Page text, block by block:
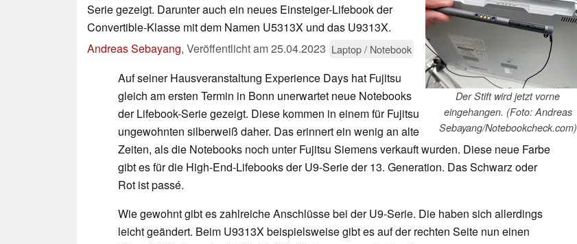
Der Stift wird jetzt vorne
eingehangen. (Foto: Andreas
Sebayang/Notebookcheck.com)
Serie gezeigt. Darunter auch ein neues Einsteiger-Lifebook der
Convertible-Klasse mit dem Namen U5313X und das U9313X.
Andreas Sebayang, Veröffentlicht am25.04.2023 Laptop / Notebook
Auf seiner Hausveranstaltung Experience Days hat Fujitsu
gleich am ersten Termin in Bonn unerwartet neue Notebooks
der Lifebook-Serie gezeigt. Diese kommen in einem für Fujitsu
ungewohnten silberweiß daher. Das erinnert ein wenig an alte
Zeiten, als die Notebooks noch unter Fujitsu Siemens verkauft wurden. Diese neue Farbe
gibt es für die High-End-Lifebooks der U9-Serie der 13. Generation. Das Schwarz oder
Rot ist passé.
Wie gewohnt gibt es zahlreiche Anschlüsse bei der U9-Serie. Die haben sich allerdings
leicht geändert. Beim U9313X beispielsweise gibt es auf der rechten Seite nun einen